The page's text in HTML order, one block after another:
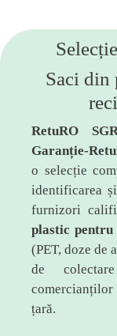
Saci din
RetuRO
Garanție-
o selecție
identificarea
furnizori
plastic
(PET, doze de
de
țară.